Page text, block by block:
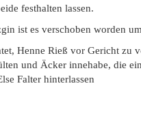
festhalten lassen.
ist es verschoben worden
Henne Rieß vor Gericht zu
und Äcker innehabe, die
Falter hinterlassen